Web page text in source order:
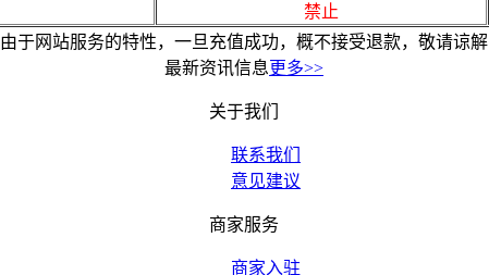
禁止
由于网站服务的特性，一旦充值成功，概不接受退款，敬请谅解
最新资讯信息更多>>
关于我们
联系我们
意见建议
商家服务
商家入驻